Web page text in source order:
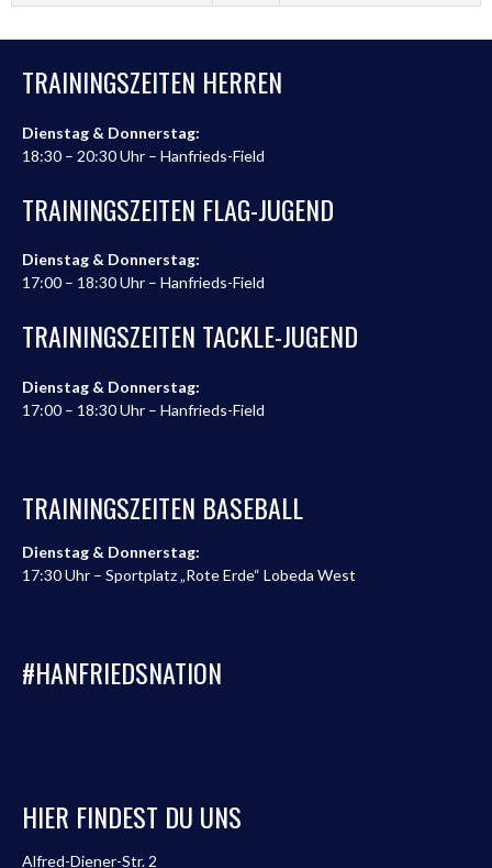
TRAININGSZEITEN HERREN
Dienstag & Donnerstag:
18:30 – 20:30 Uhr – Hanfrieds-Field
TRAININGSZEITEN FLAG-JUGEND
Dienstag & Donnerstag:
17:00 – 18:30 Uhr – Hanfrieds-Field
TRAININGSZEITEN TACKLE-JUGEND
Dienstag & Donnerstag:
17:00 – 18:30 Uhr – Hanfrieds-Field
TRAININGSZEITEN BASEBALL
Dienstag & Donnerstag:
17:30 Uhr – Sportplatz „Rote Erde“ Lobeda West
#HANFRIEDSNATION
HIER FINDEST DU UNS
Alfred-Diener-Str. 2